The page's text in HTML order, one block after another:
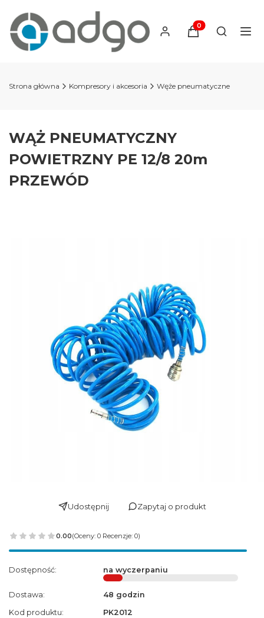
Produkty w
Otwórz
Strona główna Kompresory i akcesoria Węże pneumatyczne
WĄŻ PNEUMATYCZNY
POWIETRZNY PE 12/8 20m
PRZEWÓD
Udostępnij Zapytaj o produkt
0.00(Oceny: 0 Recenzje: 0)
Dostępność: na wyczerpaniu
Dostawa:
48 godzin
Kod produktu:
PK2012